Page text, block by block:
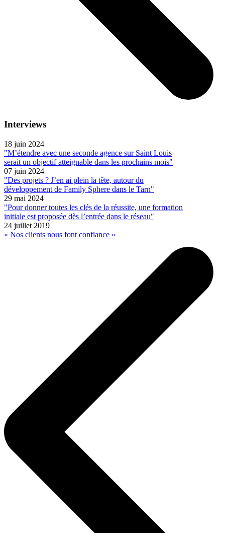
Interviews
18 juin 2024
"M’étendre avec une seconde agence sur Saint Louis
serait un objectif atteignable dans les prochains mois"
07 juin 2024
"Des projets ? J’en ai plein la tête, autour du
développement de Family Sphere dans le Tarn"
29 mai 2024
"Pour donner toutes les clés de la réussite, une formation
initiale est proposée dès l’entrée dans le réseau"
24 juillet 2019
« Nos clients nous font confiance »